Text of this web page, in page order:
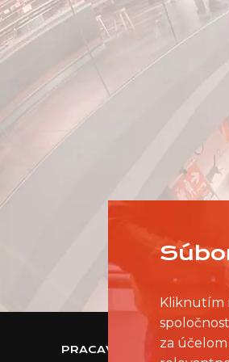
Kliknutím
za